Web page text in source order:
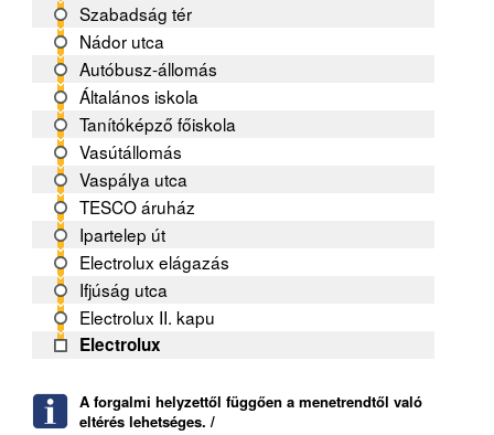
Szabadság tér
Nádor utca
Autóbusz-állomás
Általános iskola
Tanítóképző főiskola
Vasútállomás
Vaspálya utca
TESCO áruház
Ipartelep út
Electrolux elágazás
Ifjúság utca
Electrolux II. kapu
Electrolux
A forgalmi helyzettől függően a menetrendtől való
eltérés lehetséges. /